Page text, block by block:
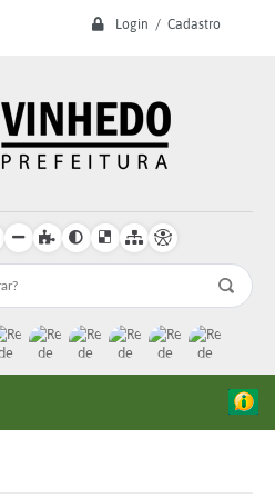
Login / Cadastro